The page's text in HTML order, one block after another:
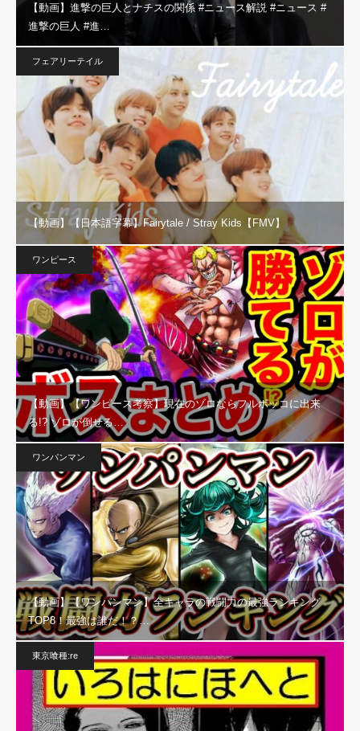
【動画】進撃の巨人とナチスの関係 #ニュース解説 #ニュース #
進撃の巨人 #進…
フェアリーテイル
【動画】【日本語字幕】Fairytale / Stray Kids【FMV】
ワンピース
【動画】【ワンピース考察】現在のゾロならフルボッコに出来
る!? ゾロが倒せる…
ワンパンマン
【動画】【ワンパンマン】全キャラの戦闘力の最強ランキング
TOP8！最強は誰だ！？…
東京喰種:re